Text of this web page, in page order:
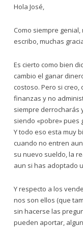
Hola José,
Como siempre
escribo, muchas
Es cierto como bien
cambio el ganar
costoso. Pero si
finanzas y no
siempre derrocharás
siendo «pobre» pues
Y todo eso esta muy
cuando no entren
su nuevo sueldo, la
aun si has adoptado
Y respecto a los
nos son ellos (que
sin hacerse las
pueden aportar,